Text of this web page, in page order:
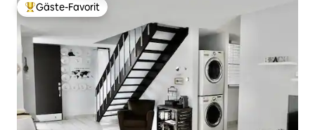
Beliebter Gäste-Favorit.
Gäste-Favorit